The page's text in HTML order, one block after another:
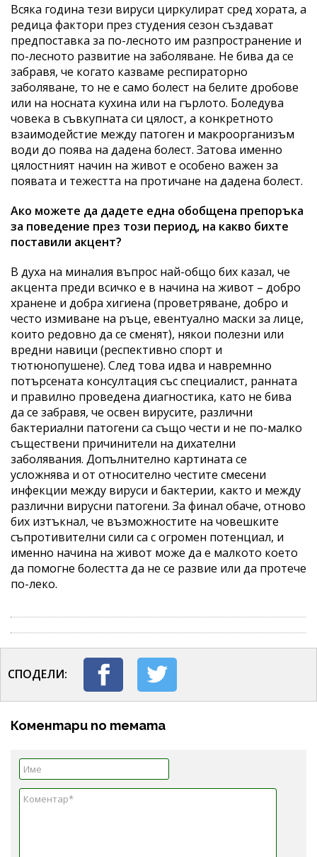
Всяка година тези вируси циркулират сред хората, а
редица фактори през студения сезон създават
предпоставка за по-лесното им разпространение и
по-лесното развитие на заболяване. Не бива да се
забравя, че когато казваме респираторно
заболяване, то не е само болест на белите дробове
или на носната кухина или на гърлото. Боледува
човека в съвкупната си цялост, а конкретното
взаимодейстие между патоген и макроорганизъм
води до поява на дадена болест. Затова именно
цялостният начин на живот е особено важен за
появата и тежестта на протичане на дадена болест.
Ако можете да дадете една обобщена препоръка
за поведение през този период, на какво бихте
поставили акцент?
В духа на миналия въпрос най-общо бих казал, че
акцента преди всичко е в начина на живот – добро
хранене и добра хигиена (проветряване, добро и
често измиване на ръце, евентуално маски за лице,
които редовно да се сменят), някои полезни или
вредни навици (респективно спорт и
тютюнопушене). След това идва и навремнно
потърсената консултация със специалист, ранната
и правилно проведена диагностика, като не бива
да се забравя, че освен вирусите, различни
бактериални патогени са също чести и не по-малко
съществени причинители на дихателни
заболявания. Допълнително картината се
усложнява и от относително честите смесени
инфекции между вируси и бактерии, както и между
различни вирусни патогени. За финал обаче, отново
бих изтъкнал, че възможностите на човешките
съпротивителни сили са с огромен потенциал, и
именно начина на живот може да е малкото което
да помогне болестта да не се развие или да протече
по-леко.
СПОДЕЛИ:
Коментари по темата